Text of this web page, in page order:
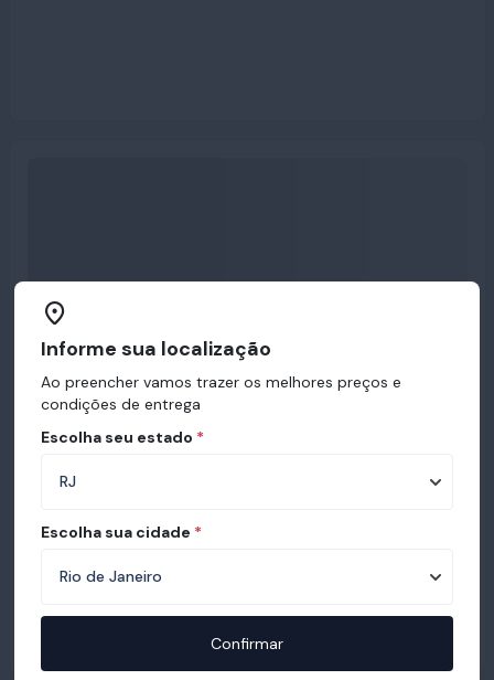
Informe sua localização
Ao preencher vamos trazer os melhores preços e
condições de entrega
Escolha seu estado *
Escolha sua cidade *
Confirmar